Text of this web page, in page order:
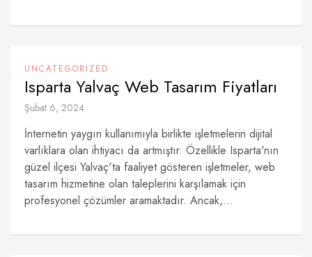
UNCATEGORIZED
Isparta Yalvaç Web Tasarım Fiyatları
Şubat 6, 2024
İnternetin yaygın kullanımıyla birlikte işletmelerin dijital
varlıklara olan ihtiyacı da artmıştır. Özellikle Isparta'nın
güzel ilçesi Yalvaç'ta faaliyet gösteren işletmeler, web
tasarım hizmetine olan taleplerini karşılamak için
profesyonel çözümler aramaktadır. Ancak,...